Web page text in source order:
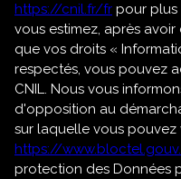
https://cnil.fr/fr pour plus
vous estimez, après
que vos droits «
respectés, vous pouvez
CNIL. Nous vous
d'opposition au
sur laquelle vous pouvez
https://
protection des Données